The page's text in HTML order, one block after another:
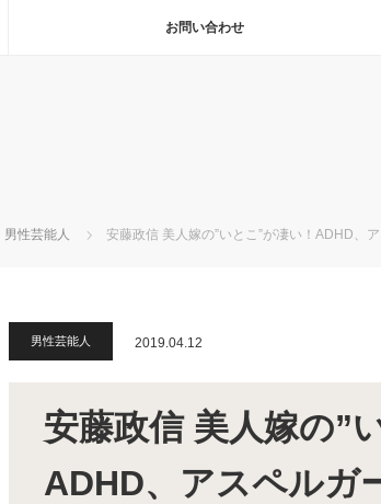
お問い合わせ
男性芸能人 安藤政信 美人嫁の”いとこ”が凄い！ADHD、
男性芸能人 2019.04.12
安藤政信 美人嫁の”
ADHD、アスペルガ